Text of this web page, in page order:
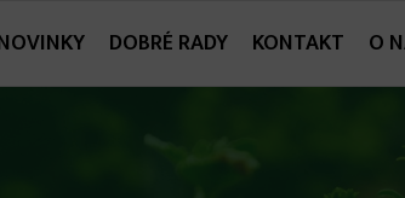
DOBRÉ RADY KONTAKT O